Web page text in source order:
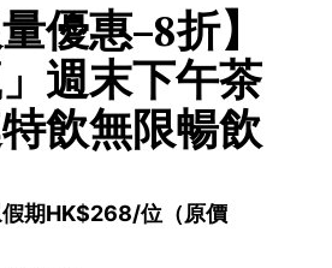
優惠–8折】
」週末下午茶
飲無限暢飲
期HK$268/位（原價